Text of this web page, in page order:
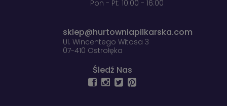
Pon - Pt: 10:00 - 16:00
sklep@hurtowniapilkarska.com
Ul. Wincentego Witosa 3
07-410 Ostrołęka
Śledź Nas